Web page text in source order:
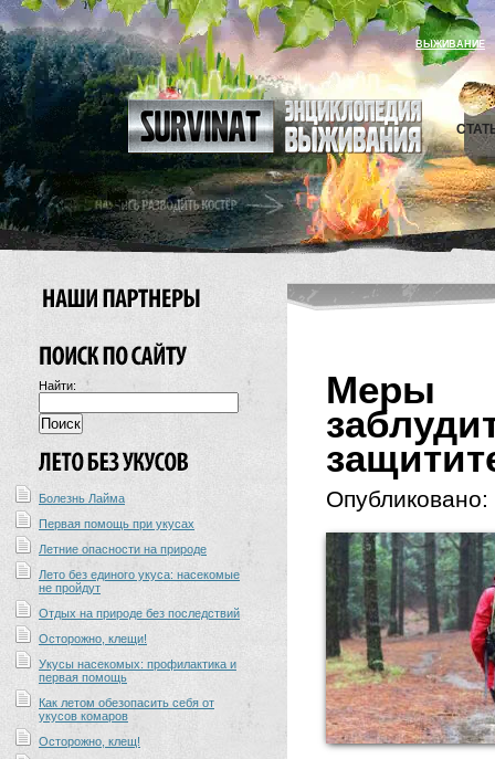
ВЫЖИВАНИЕ
Найти:
Болезнь Лайма
Первая помощь при укусах
Летние опасности на природе
Лето без единого укуса: насекомые
не пройдут
Отдых на природе без последствий
Осторожно, клещи!
Укусы насекомых: профилактика и
первая помощь
Как летом обезопасить себя от
укусов комаров
Осторожно, клещ!
Меры
Опубликовано: